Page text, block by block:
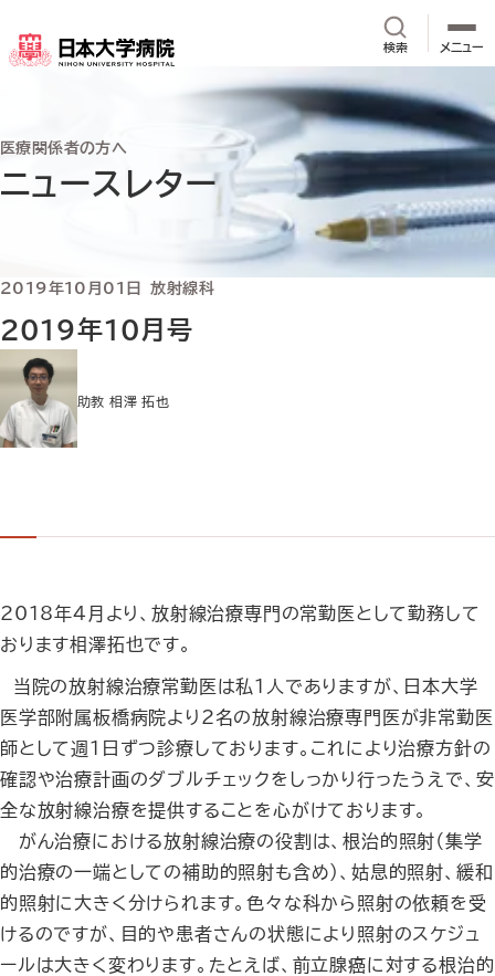
検索サイト内検
メニュー
医療関係者の方へ
ニュースレター
2019年10月号
2019年10月01日 放射線科
助教 相澤 拓也
2018年4月より、放射線治療専門の常勤医として勤務して
おります相澤拓也です。
当院の放射線治療常勤医は私1人でありますが、日本大学
医学部附属板橋病院より2名の放射線治療専門医が非常勤医
師として週１日ずつ診療しております。これにより治療方針の
確認や治療計画のダブルチェックをしっかり行ったうえで、安
全な放射線治療を提供することを心がけております。
がん治療における放射線治療の役割は、根治的照射（集学
的治療の一端としての補助的照射も含め）、姑息的照射、緩和
的照射に大きく分けられます。色々な科から照射の依頼を受
けるのですが、目的や患者さんの状態により照射のスケジュ
ールは大きく変わります。たとえば、前立腺癌に対する根治的